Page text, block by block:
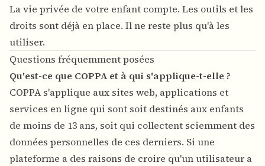
La vie privée de votre enfant compte. Les outils et les
droits sont déjà en place. Il ne reste plus qu'à les
utiliser.
Questions fréquemment posées
Qu'est-ce que COPPA et à qui s'applique-t-elle ?
COPPA s'applique aux sites web, applications et
services en ligne qui sont soit destinés aux enfants
de moins de 13 ans, soit qui collectent sciemment des
données personnelles de ces derniers. Si une
plateforme a des raisons de croire qu'un utilisateur a